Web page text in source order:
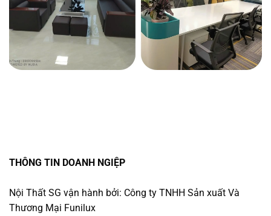
THÔNG TIN DOANH NGIỆP
Nội Thất SG vận hành bởi: Công ty TNHH Sản xuất Và
Thương Mại Funilux